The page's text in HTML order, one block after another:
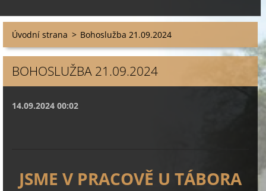
Úvodní strana > Bohoslužba 21.09.2024
BOHOSLUŽBA 21.09.2024
14.09.2024 00:02
JSME V PRACOVĚ U TÁBORA